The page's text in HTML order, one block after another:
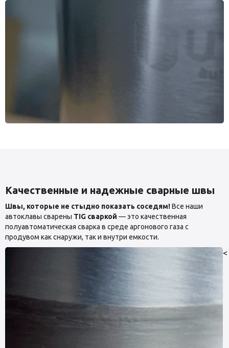
<
Качественные и надежные сварные швы
Швы, которые не стыдно показать соседям!Все наши
автоклавы сварены TIG сваркой — это качественная
полуавтоматическая сварка в среде аргонового газа с
продувом как снаружи, так и внутри емкости.